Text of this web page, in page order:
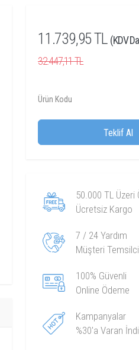
11.739,95 TL (KDV
32.447,11 TL
Ürün Kodu
Teklif Al
50.000 TL Üzeri
Ücretsiz Kargo
7 / 24 Yardım
Müşteri
100% Güvenli
Online Ödeme
Kampanyalar
%30'a Varan